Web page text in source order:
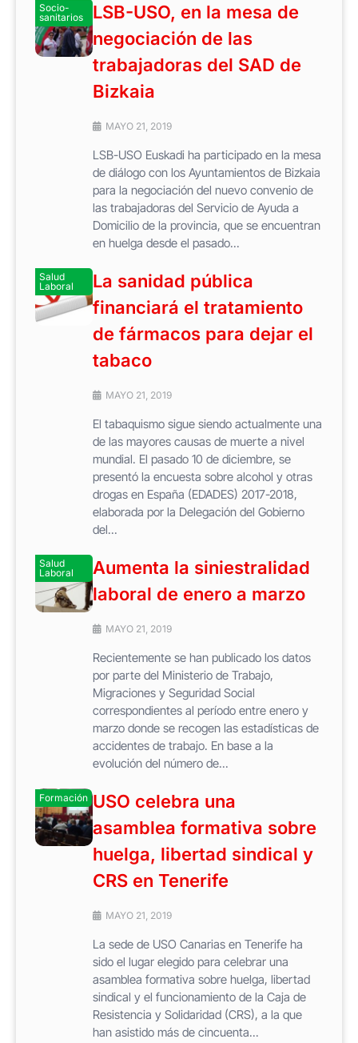
Socio-
sanitarios
LSB-USO, en la mesa de
negociación de las
trabajadoras del SAD de
Bizkaia
MAYO 21, 2019
LSB-USO Euskadi ha participado en la mesa
de diálogo con los Ayuntamientos de Bizkaia
para la negociación del nuevo convenio de
las trabajadoras del Servicio de Ayuda a
Domicilio de la provincia, que se encuentran
en huelga desde el pasado...
Salud
Laboral
La sanidad pública
financiará el tratamiento
de fármacos para dejar el
tabaco
MAYO 21, 2019
El tabaquismo sigue siendo actualmente una
de las mayores causas de muerte a nivel
mundial. El pasado 10 de diciembre, se
presentó la encuesta sobre alcohol y otras
drogas en España (EDADES) 2017-2018,
elaborada por la Delegación del Gobierno
del...
Salud
Laboral
Aumenta la siniestralidad
laboral de enero a marzo
MAYO 21, 2019
Recientemente se han publicado los datos
por parte del Ministerio de Trabajo,
Migraciones y Seguridad Social
correspondientes al período entre enero y
marzo donde se recogen las estadísticas de
accidentes de trabajo. En base a la
evolución del número de...
Formación USO celebra una
asamblea formativa sobre
huelga, libertad sindical y
CRS en Tenerife
MAYO 21, 2019
La sede de USO Canarias en Tenerife ha
sido el lugar elegido para celebrar una
asamblea formativa sobre huelga, libertad
sindical y el funcionamiento de la Caja de
Resistencia y Solidaridad (CRS), a la que
han asistido más de cincuenta...